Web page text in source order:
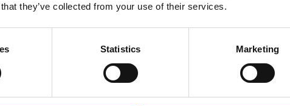
they’ve collected from your use of their services.
Statistics Marketing
von innen heraus mitgestalten? Dann brauchen wir genau dich!